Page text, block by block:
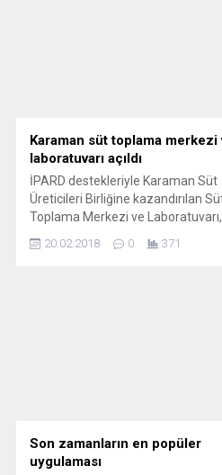
Karaman süt toplama merkezi
laboratuvarı açıldı
İPARD destekleriyle Karaman Süt
Üreticileri Birliğine kazandırılan
Toplama Merkezi ve Laboratuvarı,
düzenlenen törenle açıldı. Törende
konuşan AK Parti Karaman
20.02.2018 0 371
Son zamanların en popüler
uygulaması